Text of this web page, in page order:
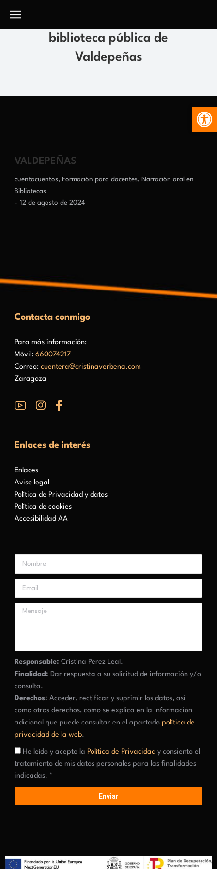
biblioteca pública de
Valdepeñas
VALDEPEÑAS
cuentacuentos, Formación para docentes, Narración oral en
Bibliotecas
12 de agosto de 2024
Contacta conmigo
Para más información:
Móvil: 660074217
Correo: cuentera@cristinaverbena.com
Zaragoza
Enlaces de interés
Enlaces
Aviso legal
Política de Privacidad y datos
Política de cookies
Accesibilidad AA
Responsable: Cristina Perez Leal.
Finalidad: Dar respuesta a su solicitud de información y/o
consulta.
Derechos: Acceder, rectificar y suprimir los datos, así
como otros derechos, como se explica en la información
adicional que puede consultar en el apartado política de
privacidad de la web.
He leído y acepto la Política de Privacidad y consiento el
tratamiento de mis datos personales para las finalidades
indicadas. *
Enviar